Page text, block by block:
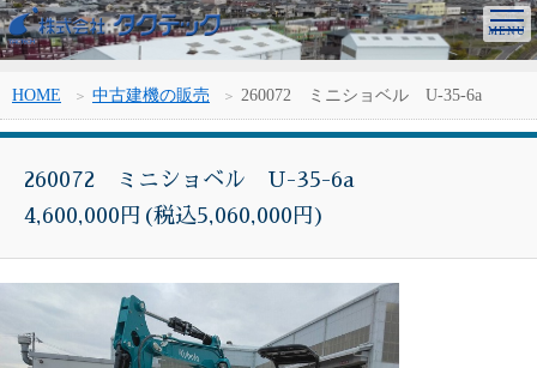
HOME 中古建機の販売 260072 ミニショベル U-35-6a
260072 ミニショベル U-35-6a
4,600,000円(税込5,060,000円)